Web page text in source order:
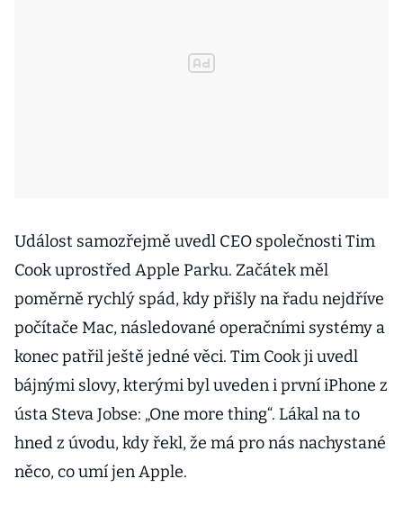
Událost samozřejmě uvedl CEO společnosti Tim
Cook uprostřed Apple Parku. Začátek měl
poměrně rychlý spád, kdy přišly na řadu nejdříve
počítače Mac, následované operačními systémy a
konec patřil ještě jedné věci. Tim Cook ji uvedl
bájnými slovy, kterými byl uveden i první iPhone z
ústa Steva Jobse: „One more thing“. Lákal na to
hned z úvodu, kdy řekl, že má pro nás nachystané
něco, co umí jen Apple.